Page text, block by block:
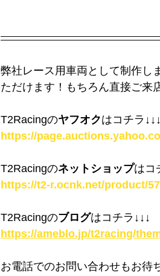
弊社レース用車両として制作し
ただけます！もちろん直接ご来
T2Racingのヤフオクはコチラ ↓↓↓
https://
T2Racingのネットショップはコ
https://t2-r.ocnk.net/product/
T2Racingのブログはコチラ ↓↓↓
https://ameblo.jp/t2racing/
お電話でのお問い合わせもお待